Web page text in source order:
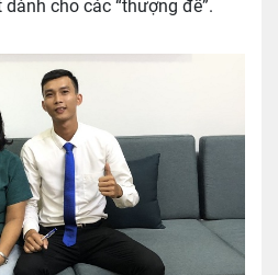
cho các “thượng đế”.